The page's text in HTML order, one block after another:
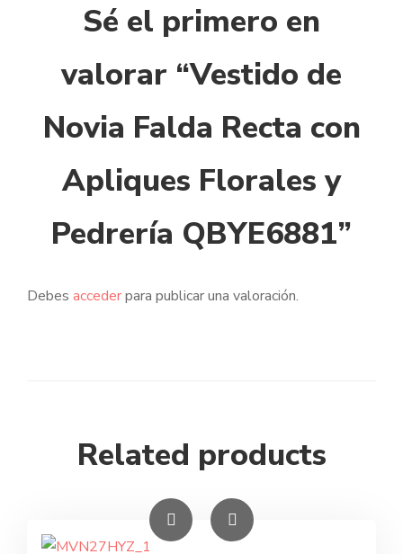
Sé el primero en
valorar “Vestido de
Novia Falda Recta con
Apliques Florales y
Pedrería QBYE6881”
Debes accederpara publicar una valoración.
Related products